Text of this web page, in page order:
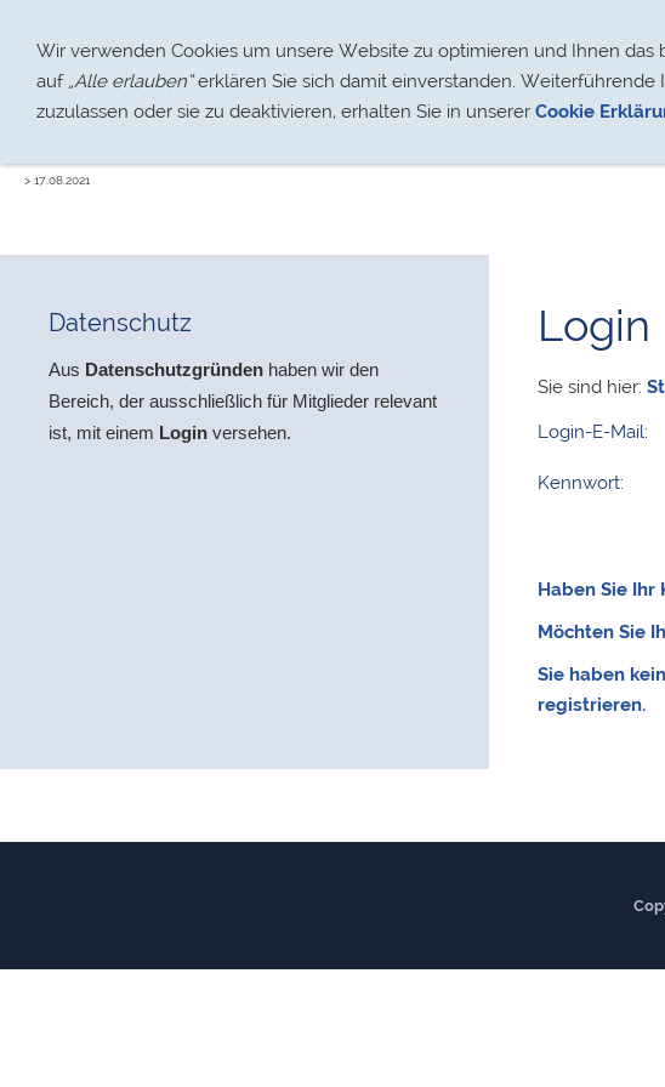
> 17.08.2021
Datenschutz
Aus Datenschutzgründen haben wir den
Bereich, der ausschließlich für Mitglieder relevant
ist, mit einem Login versehen.
Login
Sie sind hier:
Login-E-Mail:
Kennwort:
Haben Sie Ihr
Möchten Sie
Sie haben
registrieren.
Wir verwenden Cookies um unsere Website zu optimieren und Ihnen
auf „Alle erlauben“erklären Sie sich damit einverstanden.
zuzulassen oder sie zu deaktivieren, erhalten Sie in unserer Cookie